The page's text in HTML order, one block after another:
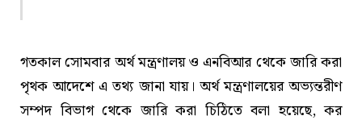
গতকাল সোমবার অর্থ মন্ত্রণালয় ও এনবিআর থেকে জারি করা
পৃথক আদেশে এ তথ্য জানা যায়। অর্থ মন্ত্রণালয়ের অভ্যন্তরীণ
সম্পদ বিভাগ থেকে জারি করা চিঠিতে বলা হয়েছে, কর